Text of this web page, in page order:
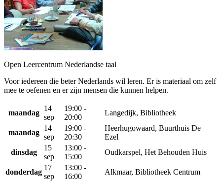
Open Leercentrum Nederlandse taal
Voor iedereen die beter Nederlands wil leren. Er is materiaal om zelf
mee te oefenen en er zijn mensen die kunnen helpen.
maandag
14
sep
19:00 -
20:00
Langedijk, Bibliotheek
maandag
14
sep
19:00 -
20:30
Heerhugowaard, Buurthuis De
Ezel
dinsdag
15
sep
13:00 -
15:00
Oudkarspel, Het Behouden Huis
donderdag
17
sep
13:00 -
16:00
Alkmaar, Bibliotheek Centrum